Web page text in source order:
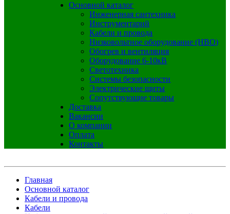
Основной каталог
Инженерная сантехника
Инструментарий
Кабели и провода
Низковольтное оборудование (НВО)
Обогрев и вентиляция
Оборудование 6-10кВ
Светотехника
Системы безопасности
Электрические щиты
Сопутствующие товары
Доставка
Вакансии
О компании
Оплата
Контакты
Главная
Основной каталог
Кабели и провода
Кабели